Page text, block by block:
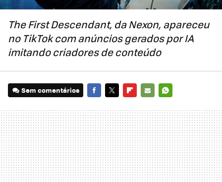
The First Descendant, da Nexon, apareceu
no TikTok com anúncios gerados por IA
imitando criadores de conteúdo
Sem comentários
MAIL